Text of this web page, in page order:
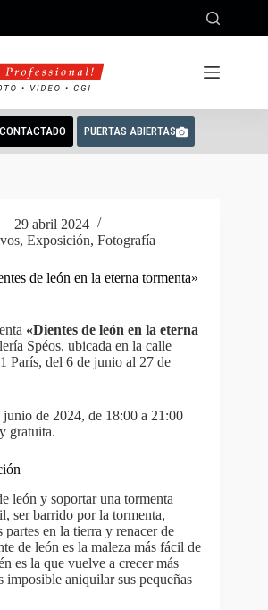
PUERTAS ABIERTAS
29 abril 2024
,Exposición,Fotografía
de león en la eterna tormenta»
«Dientes de león en la eterna
Spéos, ubicada en la calle
París, del 6 de junio al 27 de
junio de 2024, de 18:00 a 21:00
gratuita.
león y soportar una tormenta
ser barrido por la tormenta,
partes en la tierra y renacer de
de león es la maleza más fácil de
es la que vuelve a crecer más
imposible aniquilar sus pequeñas